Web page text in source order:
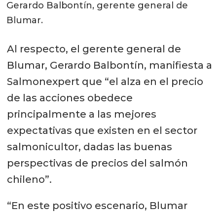
Gerardo Balbontín, gerente general de
Blumar.
Al respecto, el gerente general de
Blumar, Gerardo Balbontín, manifiesta a
Salmonexpert que “el alza en el precio
de las acciones obedece
principalmente a las mejores
expectativas que existen en el sector
salmonicultor, dadas las buenas
perspectivas de precios del salmón
chileno”.
“En este positivo escenario, Blumar